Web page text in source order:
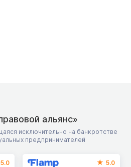
альянс»
исключительно на банкротстве
предпринимателей
5.0
5.0